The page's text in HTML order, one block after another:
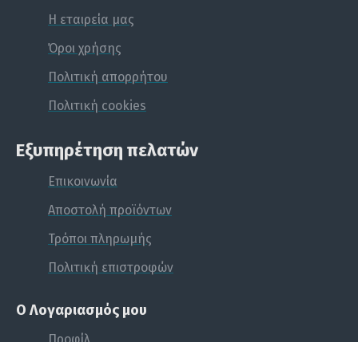
Πάχος σανίδας 9,5cmx2,1cm
Εύκολη σύνδεση μεταξύ τους ώστε
μήκος
Η εταιρεία μας
Όροι χρήσης
Πολιτική απορρήτου
Πολιτική cookies
Εξυπηρέτηση πελατών
Επικοινωνία
Αποστολή προϊόντων
Τρόποι πληρωμής
Πολιτική επιστροφών
Ο Λογαριασμός μου